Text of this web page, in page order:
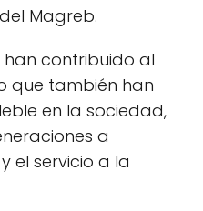
Magreb.
han contribuido al
que también han
en la sociedad,
a
el servicio a la